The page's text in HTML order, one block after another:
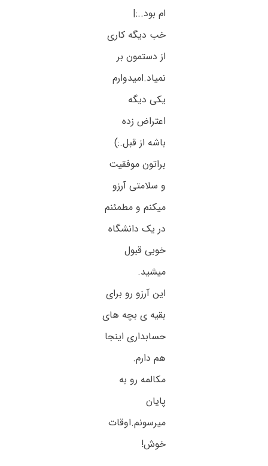
ام بود..:|
خب دیگه کاری
از دستمون بر
نمیاد.امیدوارم
یکی دیگه
اعتراض زده
باشه از قبل.:)
براتون موفقیت
و سلامتی آرزو
میکنم و مطمئنم
در یک دانشگاه
خوبی قبول
میشید.
این آرزو رو برای
بقیه ی بچه های
حسابداری اینجا
هم دارم.
مکالمه رو به
پایان
میرسونم.اوقات
خوش!